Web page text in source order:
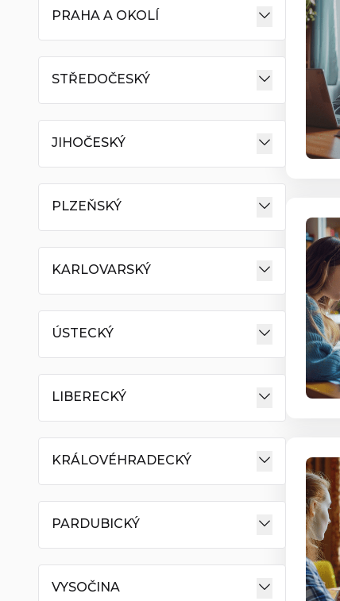
PRAHA A OKOLÍ
STŘEDOČESKÝ
JIHOČESKÝ
PLZEŇSKÝ
KARLOVARSKÝ
ÚSTECKÝ
LIBERECKÝ
KRÁLOVÉHRADECKÝ
PARDUBICKÝ
VYSOČINA